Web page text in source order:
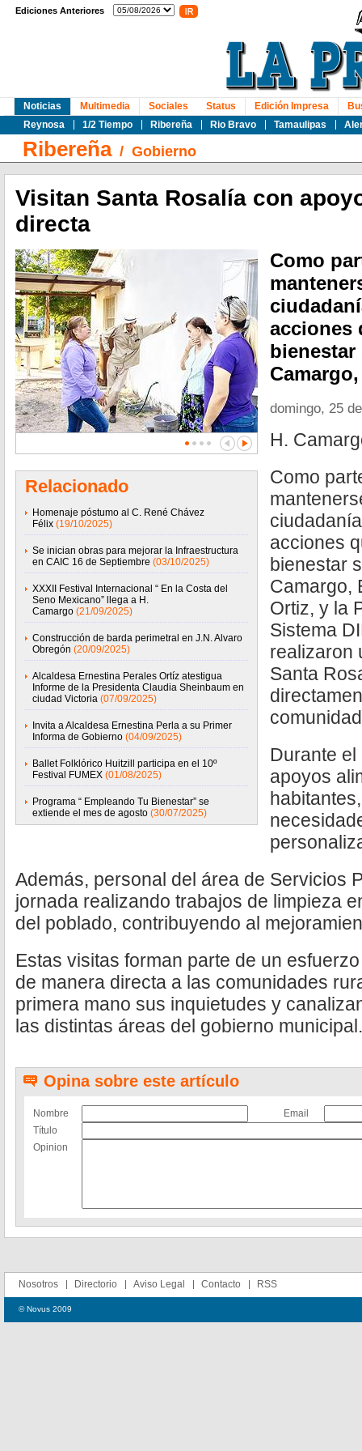
Ediciones Anteriores
Noticias
Reynosa
1/2 Tiempo Ribereña Rio Bravo Tamaulipas
Multimedia Sociales Status Edición Impresa
Ribereña/ Gobierno
Visitan Santa Rosalía con
directa
Relacionado
Homenaje póstumo al C. René Chávez
Félix (19/10/2025)
Se inician obras para mejorar la Infraestructura
en CAIC 16 de Septiembre (03/10/2025)
XXXII Festival Internacional “ En la Costa del
Seno Mexicano” llega a H.
Camargo (21/09/2025)
Construcción de barda perimetral en J.N. Alvaro
Obregón (20/09/2025)
Alcaldesa Ernestina Perales Ortíz atestigua
Informe de la Presidenta Claudia Sheinbaum en
ciudad Victoria (07/09/2025)
Invita a Alcaldesa Ernestina Perla a su Primer
Informa de Gobierno (04/09/2025)
Ballet Folklórico Huitzill participa en el 10º
Festival FUMEX (01/08/2025)
Programa “ Empleando Tu Bienestar” se
extiende el mes de agosto (30/07/2025)
Como
acciones
bienestar
domingo, 25
H.
Como
acciones
bienestar
Camargo,
Ortiz, y la
Sistema
realizaron
Santa
Durante
apoyos
Además, personal del área de Servicios
jornada realizando trabajos de limpieza
del poblado, contribuyendo al
Estas visitas forman parte de un
de manera directa a las comunidades
primera mano sus inquietudes y
las distintas áreas del gobierno municipal.
Opina sobre este artículo
Nombre
Email
Título
Opinion
Nosotros Directorio Aviso Legal Contacto RSS
© Novus 2009